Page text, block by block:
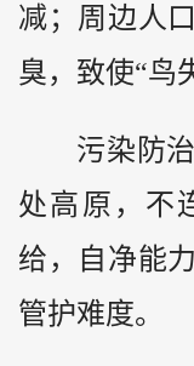
减；周边人
臭，致使“鸟
污染防
处高原，不
给，自净能
管护难度。